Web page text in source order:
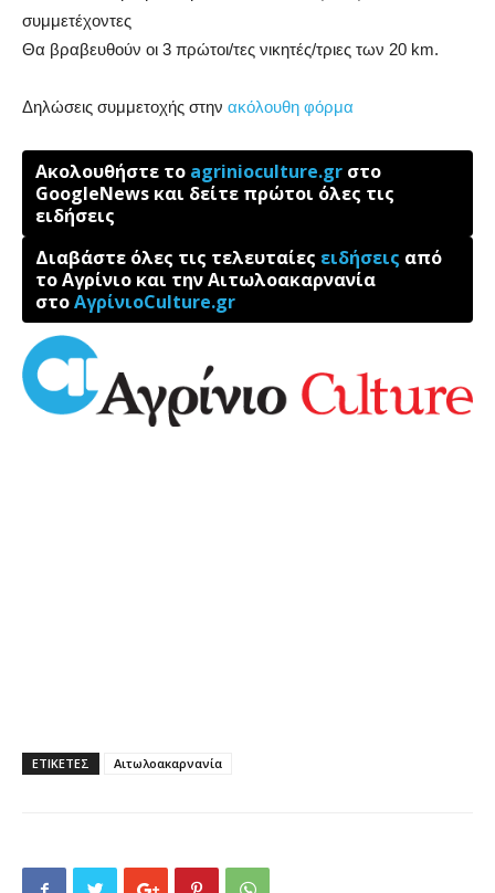
συμμετέχοντες
Θα βραβευθούν οι 3 πρώτοι/τες νικητές/τριες των 20 km.
Δηλώσεις συμμετοχής στην ακόλουθη φόρμα
Ακολουθήστε το agrinioculture.gr στο
GoogleNews και δείτε πρώτοι όλες τις
ειδήσεις
Διαβάστε όλες τις τελευταίες ειδήσεις από
το Αγρίνιο και την Αιτωλοακαρνανία
στοΑγρίνιοCulture.gr
ΕΤΙΚΕΤΕΣ Αιτωλοακαρνανία